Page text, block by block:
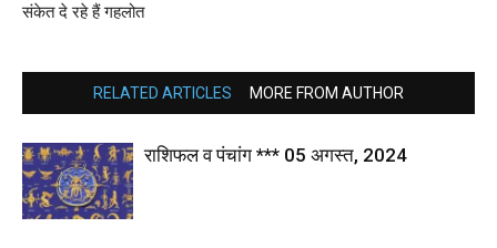
संकेत दे रहे हैं गहलोत
RELATED ARTICLES MORE FROM AUTHOR
राशिफल व पंचांग *** 05 अगस्त, 2024